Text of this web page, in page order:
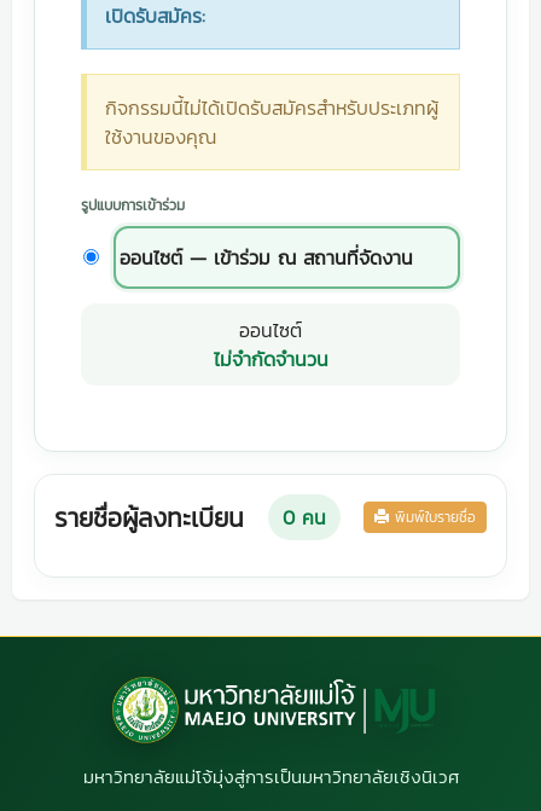
เปิดรับสมัคร:
กิจกรรมนี้ไม่ได้เปิดรับสมัครสำหรับประเภทผู้
ใช้งานของคุณ
รูปแบบการเข้าร่วม
ออนไซต์ — เข้าร่วม ณ สถานที่จัดงาน
ออนไซต์
ไม่จำกัดจำนวน
รายชื่อผู้ลงทะเบียน 0คน พิมพ์ใบรายชื่อ
มหาวิทยาลัยแม่โจ้มุ่งสู่การเป็นมหาวิทยาลัยเชิงนิเวศ